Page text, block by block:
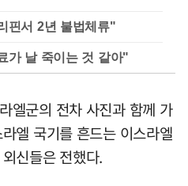
핀서 2년 불법체류"
가 날 죽이는 것 같아"
엘군의 전차 사진과 함께 가
엘 국기를 흔드는 이스라엘
신들은 전했다.